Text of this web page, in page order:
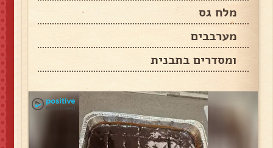
מלח גס
מערבבים
ומסדרים בתבנית